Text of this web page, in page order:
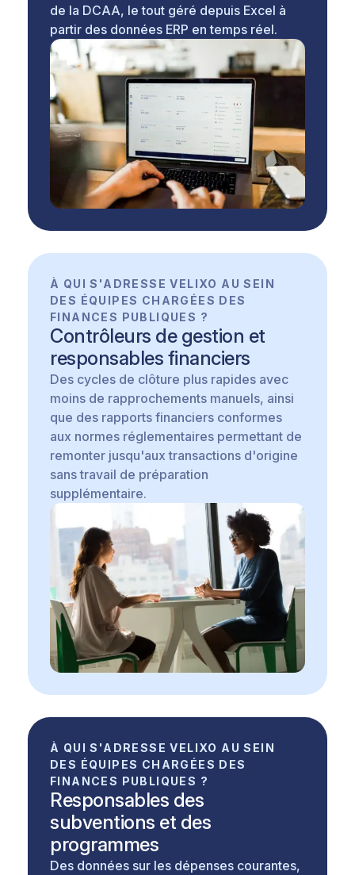
de la DCAA, le tout géré depuis Excel à
partir des données ERP en temps réel.
À QUI S'ADRESSE VELIXO AU SEIN
DES ÉQUIPES CHARGÉES DES
FINANCES PUBLIQUES ?
Contrôleurs de gestion et
responsables financiers
Des cycles de clôture plus rapides avec
moins de rapprochements manuels, ainsi
que des rapports financiers conformes
aux normes réglementaires permettant de
remonter jusqu'aux transactions d'origine
sans travail de préparation
supplémentaire.
À QUI S'ADRESSE VELIXO AU SEIN
DES ÉQUIPES CHARGÉES DES
FINANCES PUBLIQUES ?
Responsables des
subventions et des
programmes
Des données sur les dépenses courantes,